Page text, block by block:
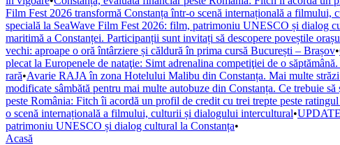
Film Fest 2026 transformă Constanța într-o scenă internațională a filmului,
specială la SeaWave Film Fest 2026: film, patrimoniu UNESCO și dialog
maritimă a Constanței. Participanții sunt invitați să descopere poveștile
vechi: aproape o oră întârziere și căldură în prima cursă București – Brașov•
plecat la Europenele de nataţie: Simt adrenalina competiţiei de o
rară•Avarie RAJA în zona Hotelului Malibu din Constanța. Mai multe străzi
modificate sâmbătă pentru mai multe autobuze din Constanța. Ce trebuie să
peste România: Fitch îi acordă un profil de credit cu trei trepte peste
o scenă internațională a filmului, culturii și dialogului intercultural•
patrimoniu UNESCO și dialog cultural la Constanța•
Acasă